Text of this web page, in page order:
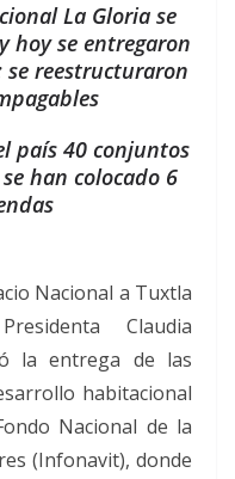
La Gloria se
hoy se entregaron
reestructuraron
país 40 conjuntos
han colocado 6
Nacional a Tuxtla
Claudia
la entrega de las
habitacional
Nacional de la
(Infonavit), donde